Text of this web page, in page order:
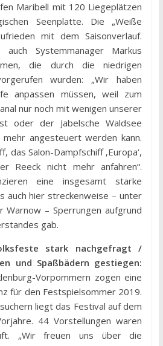
Maribell mit 120 Liegeplätzen
Seenplatte. Die „Weiße
mit dem Saisonverlauf.
auch Systemmanager Markus
die durch die niedrigen
wurden: „Wir haben
anpassen müssen, weil zum
nur noch mit wenigen unserer
oder der Jabelsche Waldsee
angesteuert werden kann.
das Salon-Dampfschiff ‚Europa‘,
Reeck nicht mehr anfahren“.
eine insgesamt starke
auch hier streckenweise – unter
Warnow – Sperrungen aufgrund
gab.
stark nachgefragt /
und Spaßbädern gestiegen:
Vorpommern zogen eine
für den Festspielsommer 2019.
liegt das Festival auf dem
44 Vorstellungen waren
„Wir freuen uns über die